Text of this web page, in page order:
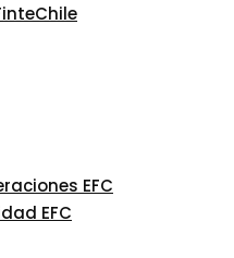
EFC
EFC